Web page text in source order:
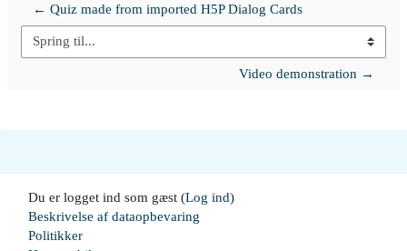
← Quiz made from imported H5P Dialog Cards
Spring til...
Video demonstration →
Du er logget ind som gæst (Log ind)
Beskrivelse af dataopbevaring
Politikker